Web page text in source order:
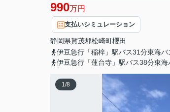
990万円
支払いシミュレーション
静岡県賀茂郡松崎町櫻田
伊豆急行「稲梓」駅バス31分東海
伊豆急行「蓮台寺」駅バス38分東
1/8